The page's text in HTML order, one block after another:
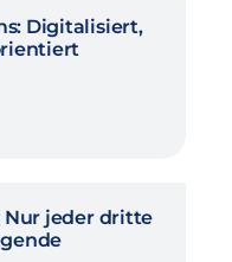
Digitalisiert,
Nur jeder dritte